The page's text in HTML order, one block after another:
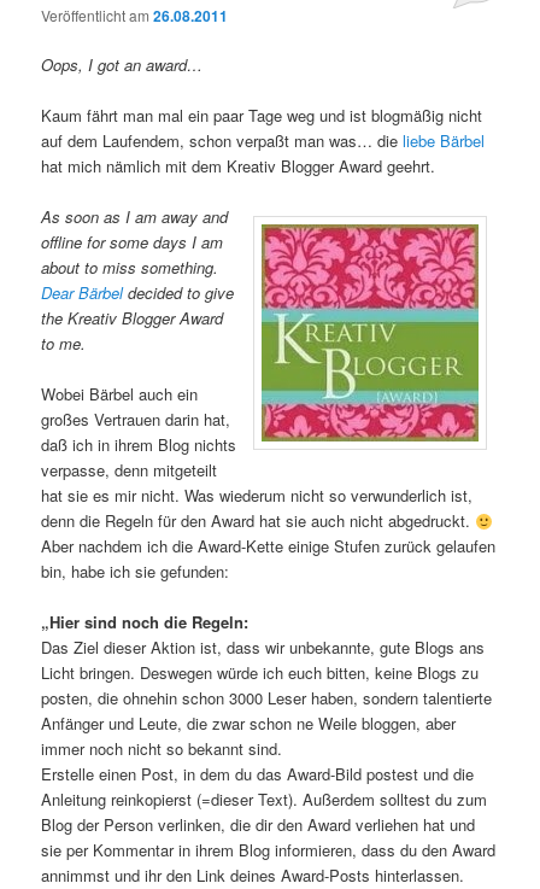
Veröffentlicht am26.08.2011
Oops, I got an award…
Kaum fährt man mal ein paar Tage weg und ist blogmäßig nicht
auf dem Laufendem, schon verpaßt man was… dieliebe Bärbel
hat mich nämlich mit dem Kreativ Blogger Award geehrt.
As soon as I am away and
offline for some days I am
about to miss something.
Dear Bärbeldecided to give
the Kreativ Blogger Award
to me.
Wobei Bärbel auch ein
großes Vertrauen darin hat,
daß ich in ihrem Blog nichts
verpasse, denn mitgeteilt
hat sie es mir nicht. Was wiederum nicht so verwunderlich ist,
denn die Regeln für den Award hat sie auch nicht abgedruckt.
Aber nachdem ich die Award-Kette einige Stufen zurück gelaufen
bin, habe ich sie gefunden:
„Hier sind noch die Regeln:
Das Ziel dieser Aktion ist, dass wir unbekannte, gute Blogs ans
Licht bringen. Deswegen würde ich euch bitten, keine Blogs zu
posten, die ohnehin schon 3000 Leser haben, sondern talentierte
Anfänger und Leute, die zwar schon ne Weile bloggen, aber
immer noch nicht so bekannt sind.
Erstelle einen Post, in dem du das Award-Bild postest und die
Anleitung reinkopierst (=dieser Text). Außerdem solltest du zum
Blog der Person verlinken, die dir den Award verliehen hat und
sie per Kommentar in ihrem Blog informieren, dass du den Award
annimmst und ihr den Link deines Award-Posts hinterlassen.